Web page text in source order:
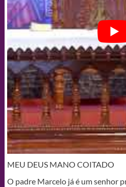
MEU DEUS MANO COITADO
O padre Marcelo já é um senhor